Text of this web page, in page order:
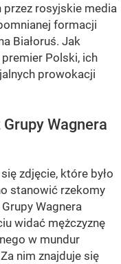
rosyjskie media
formacji
Białoruś. Jak
Polski, ich
prowokacji
Wagnera
zdjęcie, które było
stanowić rzekomy
Wagnera
widać mężczyznę
w mundur
nim znajduje się